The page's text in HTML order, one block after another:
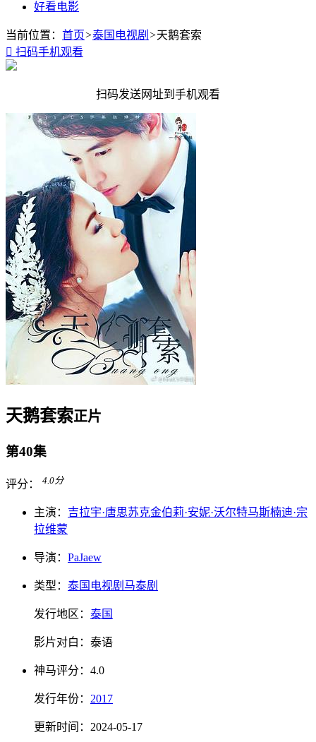
好看电影
当前位置： 首页>泰国电视剧 >天鹅套索
 扫码手机观看
扫码发送网址到手机观看
天鹅套索正片
第40集
评分： 4.0分
主演： 吉拉宇·唐思苏克金伯莉·安妮·沃尔特马斯楠迪·宗
拉维蒙
导演： PaJaew
类型： 泰国电视剧 马泰剧
发行地区： 泰国
影片对白： 泰语
神马评分： 4.0
发行年份： 2017
更新时间： 2024-05-17